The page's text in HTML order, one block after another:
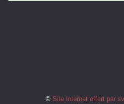
© Site Internet offert par